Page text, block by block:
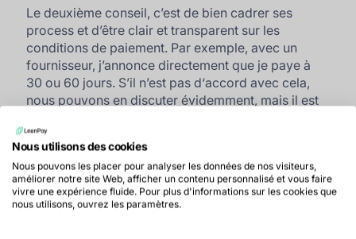
Le deuxième conseil, c’est de bien cadrer ses
process et d’être clair et transparent sur les
conditions de paiement. Par exemple, avec un
fournisseur, j’annonce directement que je paye à
30 ou 60 jours. S’il n’est pas d‘accord avec cela,
nous pouvons en discuter évidemment, mais il est
un client, il a une deadline. Tout est prévu dans le
contrat et les CGV. Tous ces process calibrent une
prise de conscience globale.
En dernier point, je pense particulièrement à la
culture cash. S’il y a uniquement le DAF et le
Nous utilisons des cookies
Nous pouvons les placer pour analyser les données de nos visiteurs,
améliorer notre site Web, afficher un contenu personnalisé et vous faire
vivre une expérience fluide. Pour plus d'informations sur les cookies que
nous utilisons, ouvrez les paramètres.